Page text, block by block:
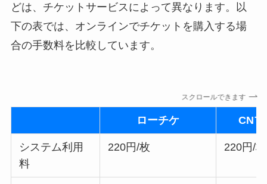
どは、チケットサービスによって異なります。以
下の表では、オンラインでチケットを購入する場
合の手数料を比較しています。
スクロールできます
ローチケ CN
システム利用
料
220円/枚 220円/枚